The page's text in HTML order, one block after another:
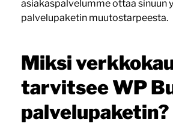
asiakaspalvelumme ottaa sinuun
palvelupaketin muutostarpeesta.
Miksi
tarvitsee WP
palvelupaketin?